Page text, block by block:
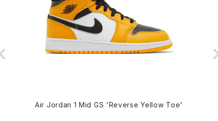
Air Jordan 1 Mid GS 'Reverse Yellow Toe'